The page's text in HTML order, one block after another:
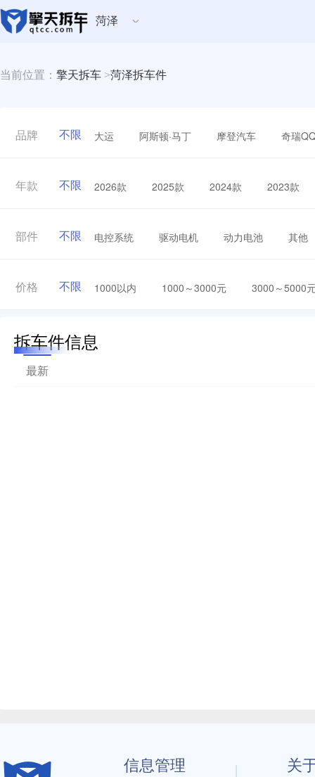
菏泽
当前位置： 擎天拆车 >菏泽拆车件
品牌 不限 大运 阿斯顿·马丁 摩登汽车 奇瑞
年款 不限 2026款 2025款 2024款 2023款
部件 不限 电控系统 驱动电机 动力电池 其他
价格 不限 1000以内 1000～3000元 3000～5000
拆车件信息
最新
信息管理 关